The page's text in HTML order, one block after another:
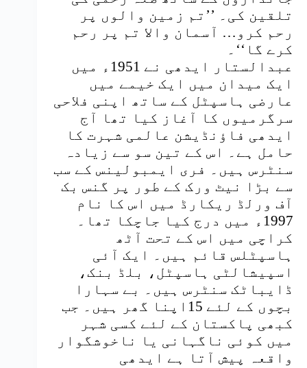
تلقین کی۔ ’’تم زمین والوں پر
رحم کرو… آسمان والا تم پر رحم
کرے گا‘‘۔
عبدالستار ایدھی نے 1951ء میں
ایک میدان میں ایک خیمے میں
عارضی ہاسپٹل کے ساتھ اپنی فلاحی
سرگرمیوں کا آغاز کیا تھا آج
ایدھی فاؤنڈیشن عالمی شہرت کا
حامل ہے۔ اس کے تین سو سے زیادہ
سنٹرس ہیں۔ فری ایمبولینس کے سب
سے بڑا نیٹ ورک کے طور پر گنس بک
آف ورلڈ ریکارڈ میں اس کا نام
1997ء میں درج کیا جاچکا تھا۔
کراچی میں اس کے تحت آٹھ
ہاسپٹلس قائم ہیں۔ ایک آئی
اسپیشالٹی ہاسپٹل، بلڈ بنک،
ڈایباٹک سنٹرس ہیں۔ بے سہارا
بچوں کے لئے 15اپنا گھر ہیں۔ جب
کبھی پاکستان کے لئے کسی شہر
میں کوئی ناگہانی یا ناخوشگوار
واقعہ پیش آتا ہے ایدھی